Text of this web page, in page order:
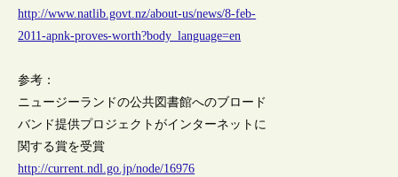
http://www.natlib.govt.nz/about-us/news/8-feb-
2011-apnk-proves-worth?body_language=en
参考：
ニュージーランドの公共図書館へのブロード
バンド提供プロジェクトがインターネットに
関する賞を受賞
http://current.ndl.go.jp/node/16976